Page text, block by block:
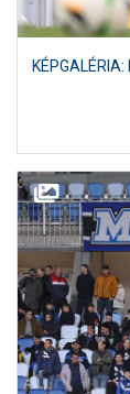
KÉPGALÉRIA: